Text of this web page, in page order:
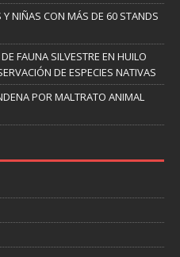
NIÑAS CON MÁS DE 60 STANDS
FAUNA SILVESTRE EN HUILO
DE ESPECIES NATIVAS
POR MALTRATO ANIMAL